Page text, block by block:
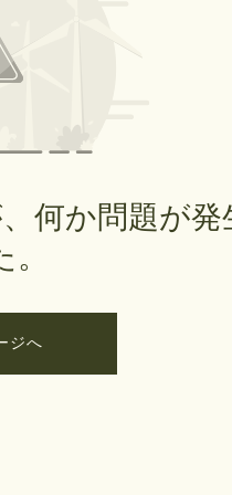
何か問題が発
ジへ